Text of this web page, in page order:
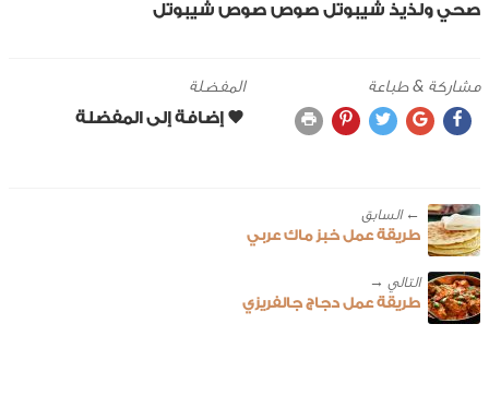
صحي ولذيذ شيبوتل صوص صوص شيبوتل
مشاركة & طباعة المفضلة
← ‎السابق
طريقة عمل خبز ماك عربي
طريقة عمل دجاج جالفريزي